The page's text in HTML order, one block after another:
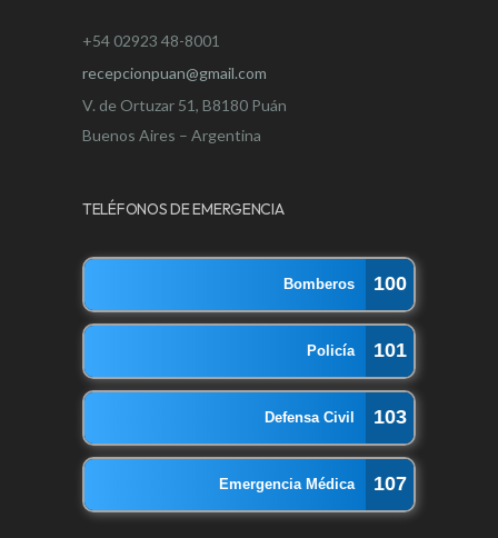
+54 02923 48-8001
recepcionpuan@gmail.com
V. de Ortuzar 51, B8180 Puán
Buenos Aires – Argentina
TELÉFONOS DE EMERGENCIA
Bomberos 100
Policía 101
Defensa Civil 103
Emergencia Médica 107